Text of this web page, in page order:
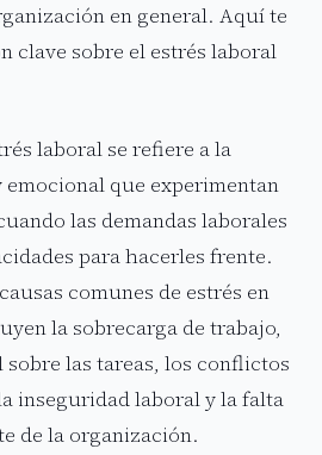
en general. Aquí te
clave sobre el estrés laboral
laboral se refiere a la
que experimentan
las demandas laborales
para hacerles frente.
comunes de estrés en
la sobrecarga de trabajo,
las tareas, los conflictos
inseguridad laboral y la falta
de la organización.